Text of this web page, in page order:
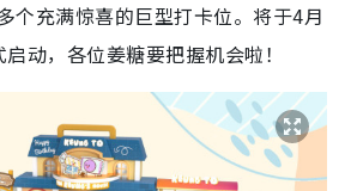
个充满惊喜的巨型打卡位。将于4月
动，各位姜糖要把握机会啦！